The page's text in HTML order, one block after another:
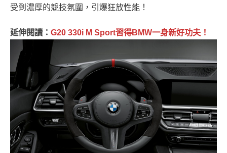
受到濃厚的競技氛圍，引爆狂放性能！
延伸閱讀： G20 330i M Sport習得BMW一身新好功夫！